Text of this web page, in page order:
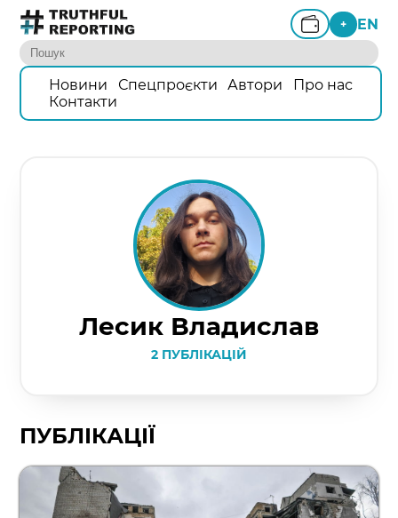
+ EN
Новини Спецпроєкти Автори
Про нас
Контакти
Лесик Владислав
2 ПУБЛІКАЦІЙ
ПУБЛІКАЦІЇ